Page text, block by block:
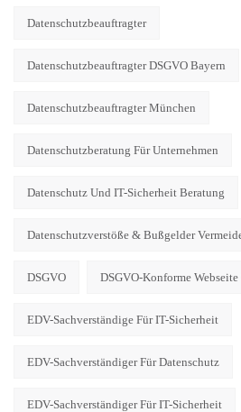
Datenschutzbeauftragter
Datenschutzbeauftragter DSGVO Bayern
Datenschutzbeauftragter München
Datenschutzberatung Für Unternehmen
Datenschutz Und IT-Sicherheit Beratung
Datenschutzverstöße & Bußgelder
DSGVO DSGVO-Konforme
EDV-Sachverständige Für IT-Sicherheit
EDV-Sachverständiger Für Datenschutz
EDV-Sachverständiger Für IT-Sicherheit